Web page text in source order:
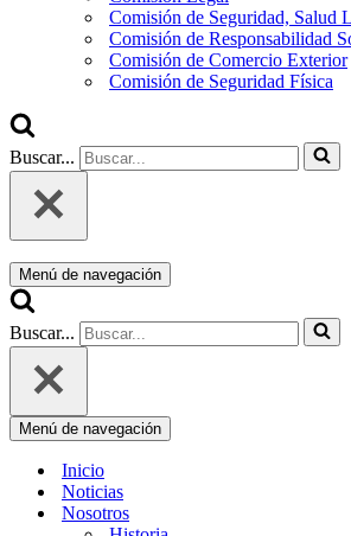
Comisión de Seguridad, Salud
Comisión de Responsabilidad
Comisión de Comercio Exterior
Comisión de Seguridad Física
Buscar...
Menú de navegación
Buscar...
Menú de navegación
Inicio
Noticias
Nosotros